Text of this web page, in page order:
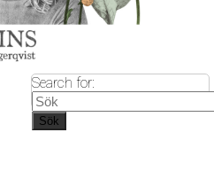
Search for:
Sök